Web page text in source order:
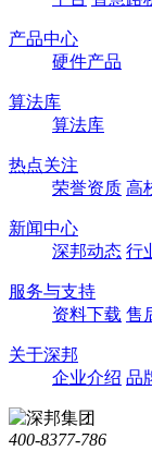
产品中心
硬件产品
算法库
算法库
热点关注
荣誉资质 高
新闻中心
深邦动态 行
服务与支持
资料下载 售
关于深邦
企业介绍 品
400-8377-786